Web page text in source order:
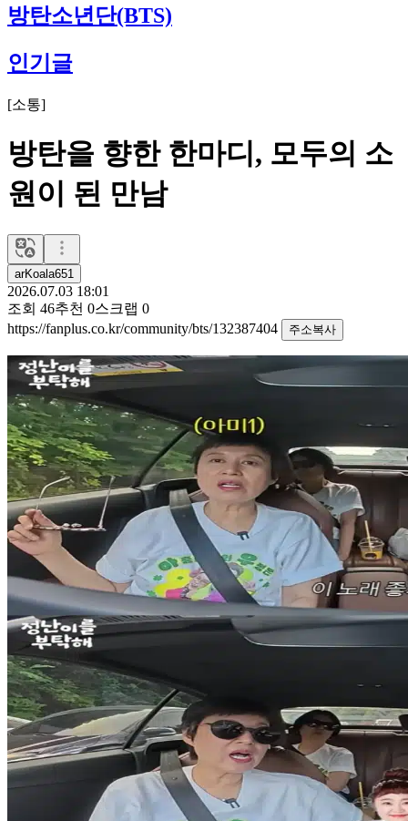
방탄소년단(BTS)
인기글
[소통]
방탄을 향한 한마디, 모두의 소
원이 된 만남
arKoala651
2026.07.03 18:01
조회 46추천 0스크랩 0
https://fanplus.co.kr/community/bts/132387404
주소복사